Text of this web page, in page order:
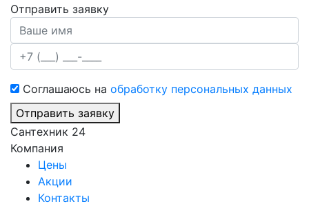
Отправить заявку
Соглашаюсь на обработку персональных данных
Отправить заявку
Сантехник 24
Компания
Цены
Акции
Контакты